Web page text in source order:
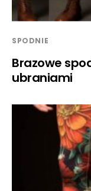
SPODNIE
Brazowe
ubraniami